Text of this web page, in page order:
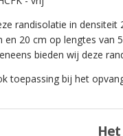
randisolatie in densiteit
en 20 cm op lengtes van
bieden wij deze
toepassing bij het